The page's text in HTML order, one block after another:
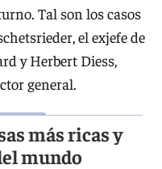
Tal son los casos
el exjefe de
y Herbert Diess,
general.
más ricas y
mundo